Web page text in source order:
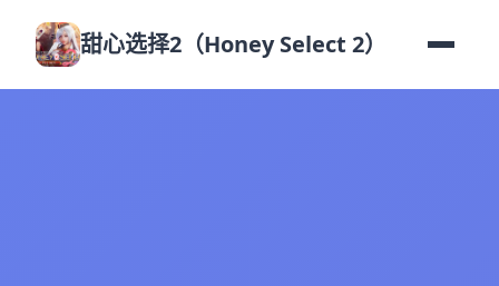
甜心选择2（Honey Select 2）